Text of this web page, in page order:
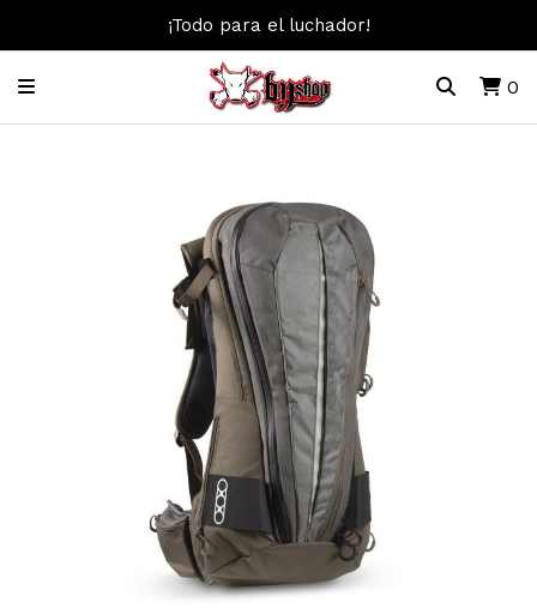
¡Todo para el luchador!
0